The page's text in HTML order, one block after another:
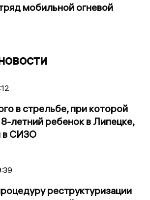
мобильной огневой
в стрельбе, при которой
летний ребенок в Липецке,
в СИЗО
реструктуризации